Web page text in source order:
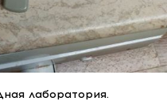
лаборатория.